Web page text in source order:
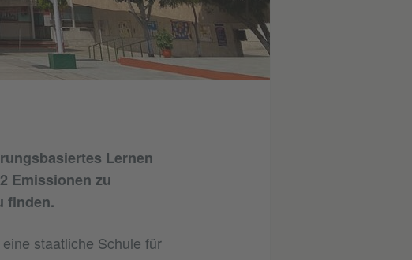
Lernen
Emissionen zu
finden.
staatliche Schule für